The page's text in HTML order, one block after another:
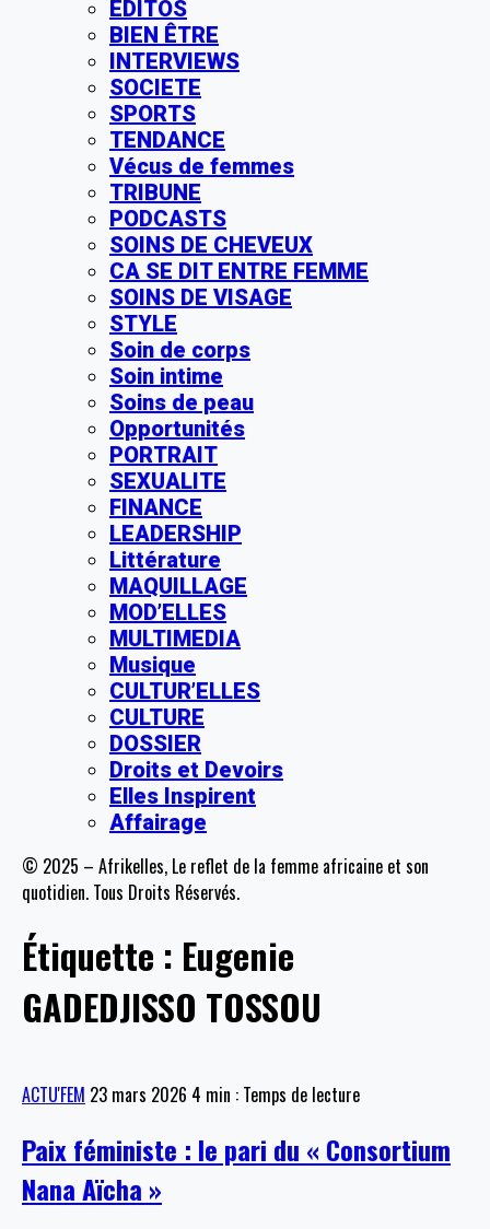
EDITOS
BIEN ÊTRE
INTERVIEWS
SOCIETE
SPORTS
TENDANCE
Vécus de femmes
TRIBUNE
PODCASTS
SOINS DE CHEVEUX
CA SE DIT ENTRE FEMME
SOINS DE VISAGE
STYLE
Soin de corps
Soin intime
Soins de peau
Opportunités
PORTRAIT
SEXUALITE
FINANCE
LEADERSHIP
Littérature
MAQUILLAGE
MOD’ELLES
MULTIMEDIA
Musique
CULTUR’ELLES
CULTURE
DOSSIER
Droits et Devoirs
Elles Inspirent
Affairage
© 2025 – Afrikelles, Le reflet de la femme africaine et son
quotidien. Tous Droits Réservés.
Étiquette : Eugenie
GADEDJISSO TOSSOU
ACTU'FEM 23 mars 2026 4 min : Temps de lecture
Paix féministe : le pari du « Consortium
Nana Aïcha »